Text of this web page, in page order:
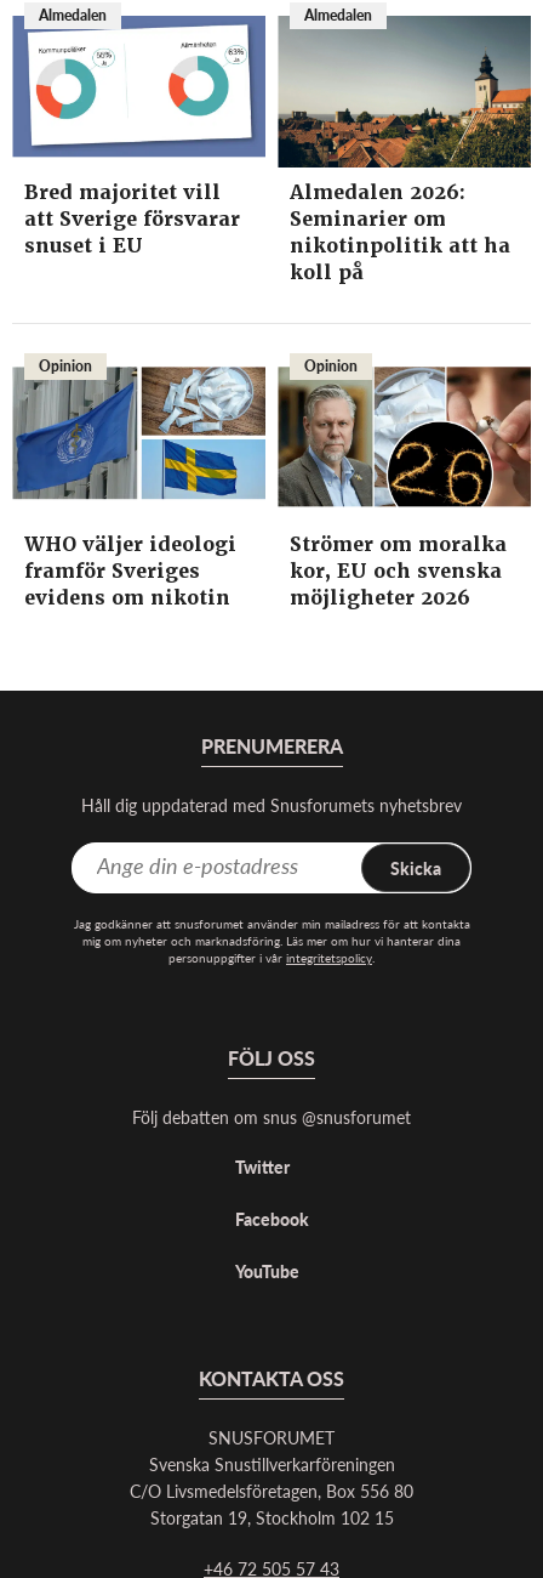
Almedalen
Bred majoritet vill
att Sverige försvarar
snuset i EU
Almedalen
Almedalen 2026:
Seminarier om
nikotinpolitik att ha
koll på
Opinion
WHO väljer ideologi
framför Sveriges
evidens om nikotin
Opinion
Strömer om moralka
kor, EU och svenska
möjligheter 2026
PRENUMERERA
Håll dig uppdaterad med Snusforumets nyhetsbrev
Skicka
Jag godkänner att snusforumet använder min mailadress för att kontakta
mig om nyheter och marknadsföring. Läs mer om hur vi hanterar dina
personuppgifter i vår integritetspolicy.
FÖLJ OSS
Följ debatten om snus @snusforumet
Twitter
Facebook
YouTube
KONTAKTA OSS
SNUSFORUMET
Svenska Snustillverkarföreningen
C/O Livsmedelsföretagen, Box 556 80
Storgatan 19, Stockholm 102 15
+46 72 505 57 43